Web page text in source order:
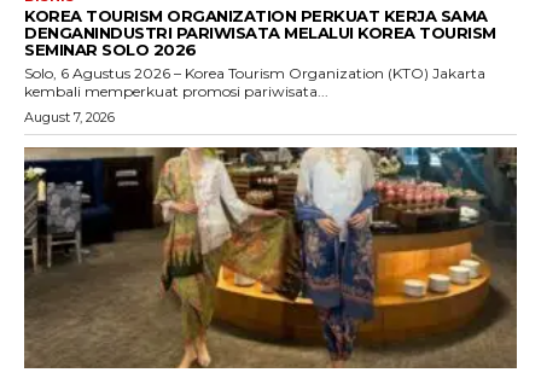
KOREA TOURISM ORGANIZATION PERKUAT KERJA SAMA
DENGANINDUSTRI PARIWISATA MELALUI KOREA TOURISM
SEMINAR SOLO 2026
Solo, 6 Agustus 2026 – Korea Tourism Organization (KTO) Jakarta
kembali memperkuat promosi pariwisata...
August 7, 2026